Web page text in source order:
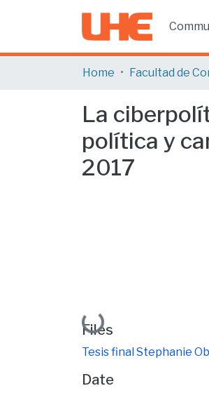
Home
La
política y
2017
Loading...
Files
Tesis final Stephanie
Date